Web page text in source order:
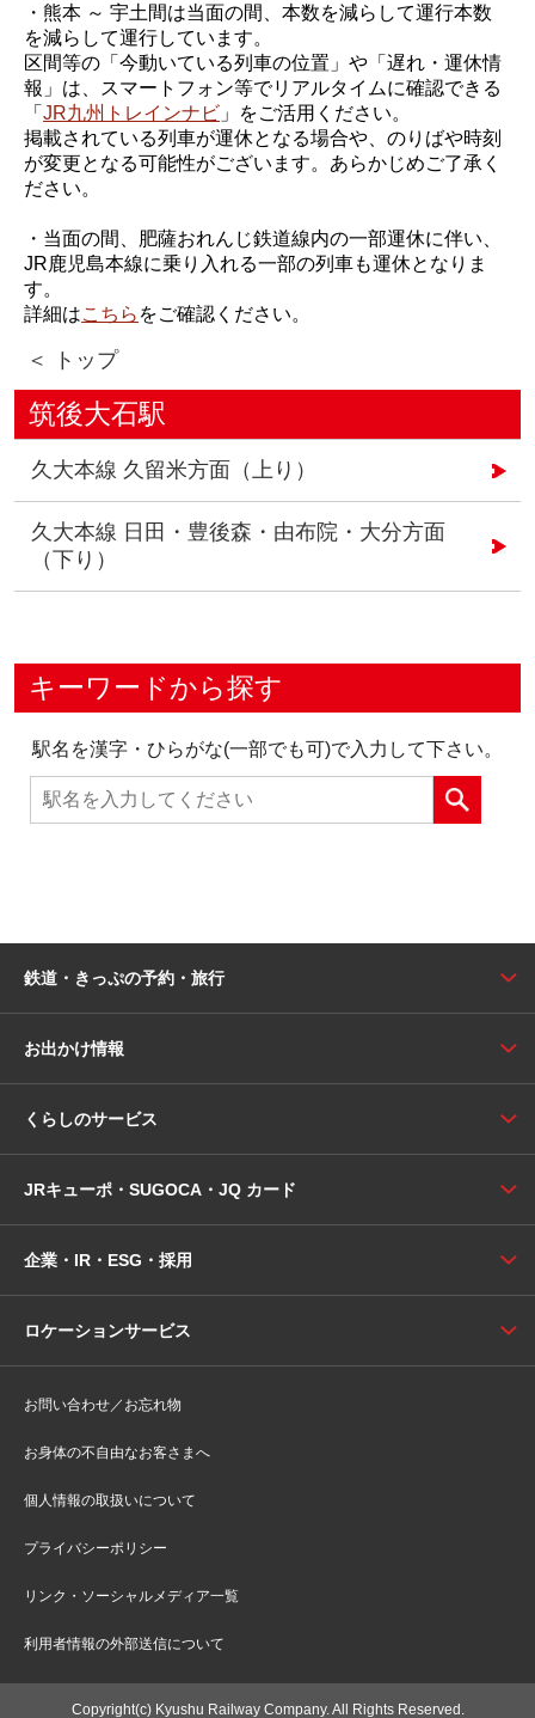
・熊本 ～ 宇土間は当面の間、本数を減らして運行本数
を減らして運行しています。
区間等の「今動いている列車の位置」や「遅れ・運休情
報」は、スマートフォン等でリアルタイムに確認できる
「JR九州トレインナビ 」をご活用ください。
掲載されている列車が運休となる場合や、のりばや時刻
が変更となる可能性がございます。あらかじめご了承く
ださい。
・当面の間、肥薩おれんじ鉄道線内の一部運休に伴い、
JR鹿児島本線に乗り入れる一部の列車も運休となりま
す。
詳細はこちら をご確認ください。
＜ トップ
筑後大石駅
久大本線 久留米方面（上り）
久大本線 日田・豊後森・由布院・大分方面
（下り）
キーワードから探す
駅名を漢字・ひらがな(一部でも可)で入力して下さい。
鉄道・きっぷの予約・旅行
お出かけ情報
くらしのサービス
JRキューポ・SUGOCA・JQ カード
企業・IR・ESG・採用
ロケーションサービス
お問い合わせ／お忘れ物
お身体の不自由なお客さまへ
個人情報の取扱いについて
プライバシーポリシー
リンク・ソーシャルメディア一覧
利用者情報の外部送信について
Copyright(c) Kyushu Railway Company. All Rights Reserved.